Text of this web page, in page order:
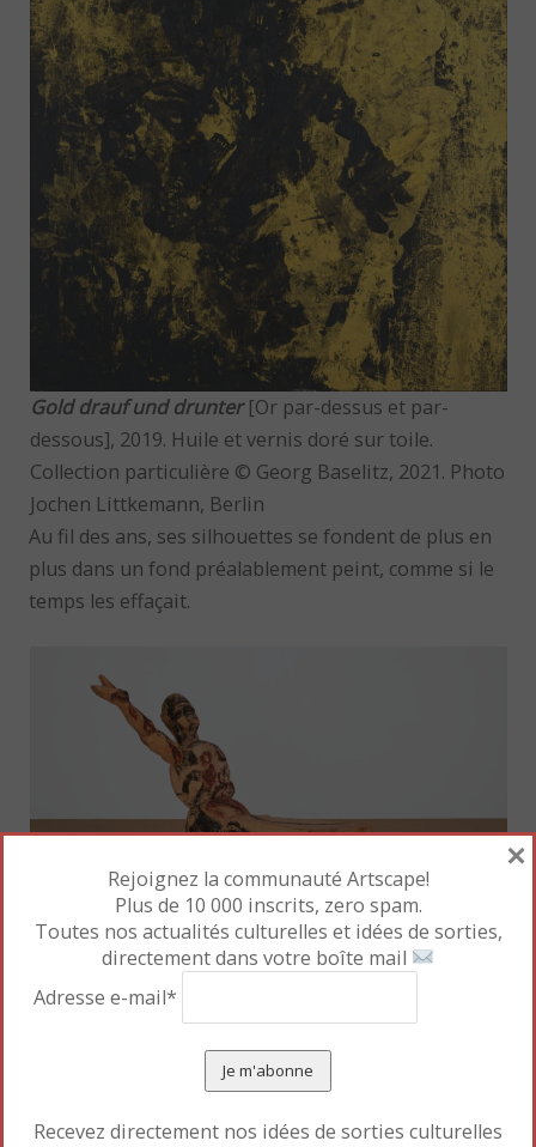
Gold drauf und drunter[Or par-dessus et par-
dessous], 2019. Huile et vernis doré sur toile.
Collection particulière © Georg Baselitz, 2021. Photo
Jochen Littkemann, Berlin
Au fil des ans, ses silhouettes se fondent de plus en
plus dans un fond préalablement peint, comme si le
temps les effaçait.
Modell für eine Skulptur
sculpture], 1979-1980. Bois de tilleul et tempera.
Museum Ludwig, Cologne. Prêt de la Peter und Irene
Ludwig Stiftung, 1985 © Georg Baselitz, 2021. Photo
Rheinisches Bildarchiv Köln, Walz, Sabrina, 2001
Rejoignez la communauté Artscape!
Plus de 10 000 inscrits, zero spam.
Toutes nos actualités culturelles et idées de sorties,
directement dans votre boîte mail
Adresse e-mail*
Recevez directement nos idées de sorties culturelles
×